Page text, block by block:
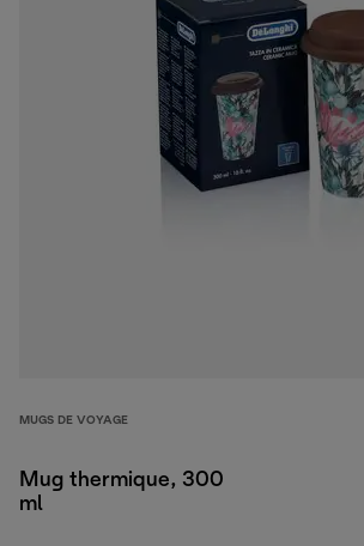
MUGS DE VOYAGE
Mug thermique, 300
ml